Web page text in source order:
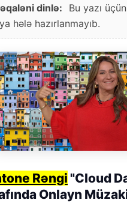
dinlə:
Bu yazı
hələ hazırlanmayıb.
Rəngi"Cloud
Onlayn